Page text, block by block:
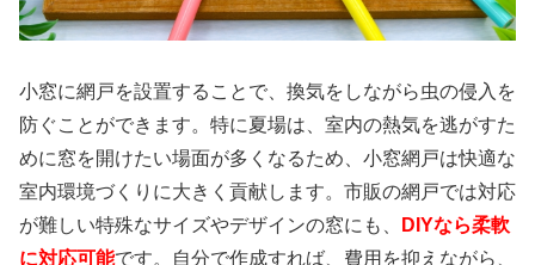
小窓に網戸を設置することで、換気をしながら虫の侵入を
防ぐことができます。特に夏場は、室内の熱気を逃がすた
めに窓を開けたい場面が多くなるため、小窓網戸は快適な
室内環境づくりに大きく貢献します。市販の網戸では対応
が難しい特殊なサイズやデザインの窓にも、
DIYなら柔軟
に対応可能です。自分で作成すれば、費用を抑えながら、